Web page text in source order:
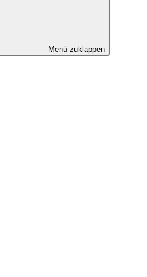
Menü zuklappen